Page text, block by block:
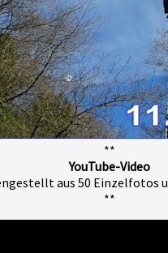
**
YouTube-Video
aus 50 Einzelfotos
**